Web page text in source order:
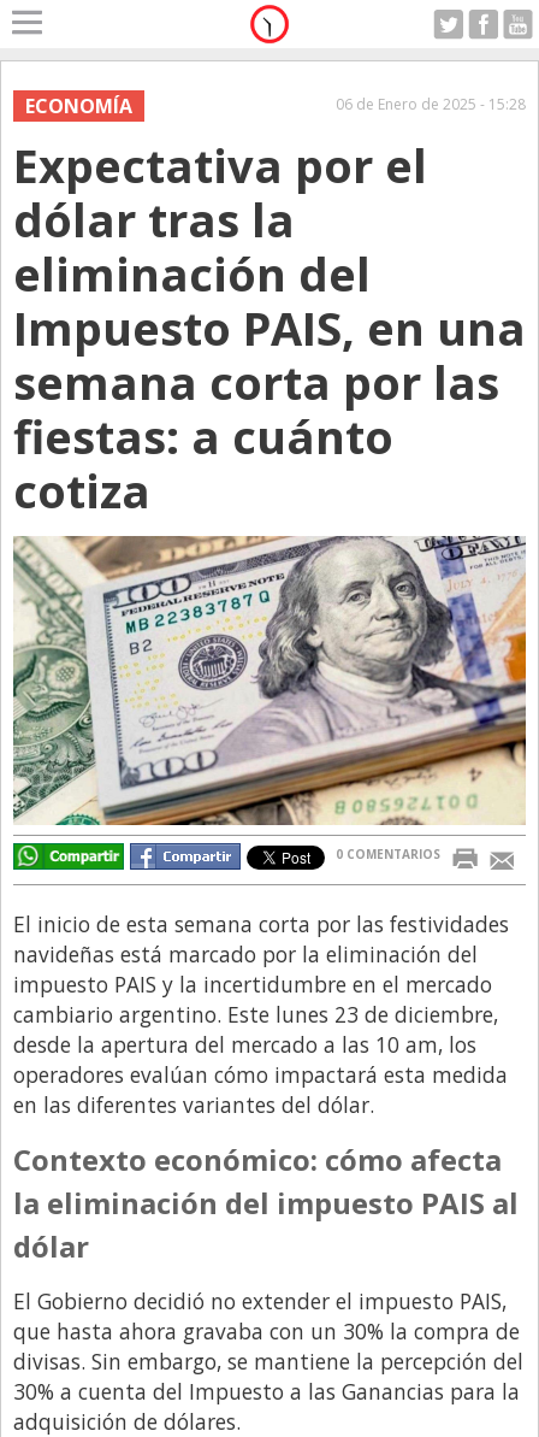
Home
A Motor
Alerta
Anticipo
Campo
Carrera & Emprendedores
Club House
Coleccionistas
Con Estilo
De Bolsillo
Diarios de Argentina
Directivos
Ecología y Ambiente
Economía
El Experto
El Innovador
El Precio Que Yo Ví
Entrevista
Entrevista Exclusiva
Gastronomia
Internacionales
La Opinión del Director
Legales
Libro de Quejas
Medios
Millonarios
Minuto Lanzamiento
Opinion
País
Política
ECONOMÍA 06 de Enero de 2025 - 15:28
Expectativa por el
dólar tras la
eliminación del
Impuesto PAIS, en una
semana corta por las
fiestas: a cuánto
cotiza
0 COMENTARIOS
El inicio de esta semana corta por las festividades
navideñas está marcado por la eliminación del
impuesto PAIS y la incertidumbre en el mercado
cambiario argentino. Este lunes 23 de diciembre,
desde la apertura del mercado a las 10 am, los
operadores evalúan cómo impactará esta medida
en las diferentes variantes del dólar.
Contexto económico: cómo afecta
la eliminación del impuesto PAIS al
dólar
El Gobierno decidió no extender el impuesto PAIS,
que hasta ahora gravaba con un 30% la compra de
divisas. Sin embargo, se mantiene la percepción del
30% a cuenta del Impuesto a las Ganancias para la
adquisición de dólares.